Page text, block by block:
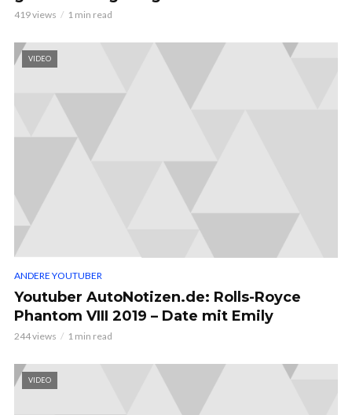
419 views 1 min read
VIDEO
ANDERE YOUTUBER
Youtuber AutoNotizen.de: Rolls-Royce
Phantom VIII 2019 – Date mit Emily
244 views 1 min read
VIDEO